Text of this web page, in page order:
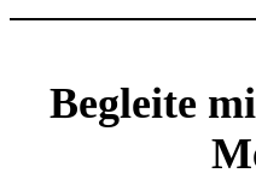
Begleite